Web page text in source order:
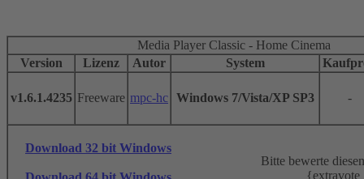
Media Player Classic - Home Cinema
Version
Lizenz Autor System
v1.6.1.4235 Freeware mpc-hc Windows 7/Vista/XP SP3 -
Download 32 bit Windows
Bitte bewerte